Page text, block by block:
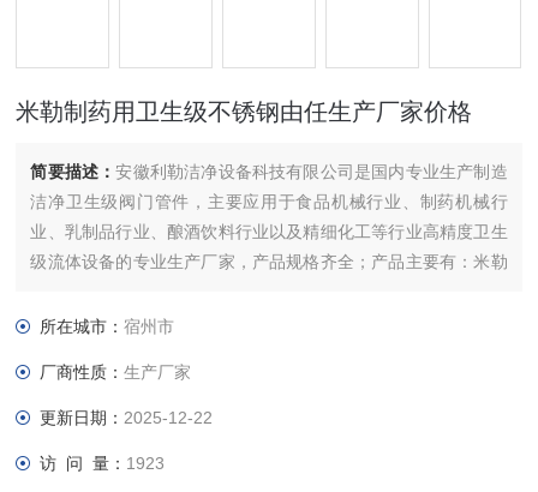
米勒制药用卫生级不锈钢由任生产厂家价格
简要描述：安徽利勒洁净设备科技有限公司是国内专业生产制造
洁净卫生级阀门管件，主要应用于食品机械行业、制药机械行
业、乳制品行业、酿酒饮料行业以及精细化工等行业高精度卫生
级流体设备的专业生产厂家，产品规格齐全；产品主要有：米勒
真空法兰，真空管件，真空弯头，真空三通，真空大小头，ISO
所在城市：宿州市
厂商性质：生产厂家
更新日期： 2025-12-22
访 问 量： 1923